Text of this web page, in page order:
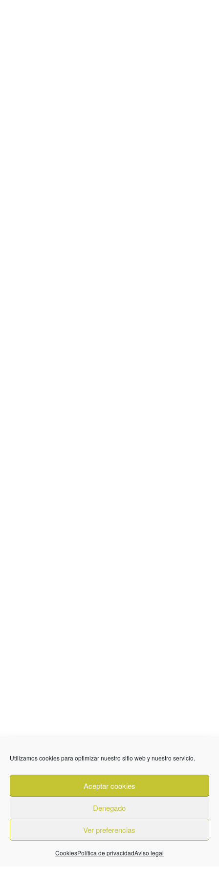
Utilizamos cookies para optimizar nuestro sitio web y nuestro servicio.
Aceptar cookies
Denegado
Ver preferencias
CookiesPolítica de privacidadAviso legal
636 01 61 85
Fuente Palmera
info @ fuentepalmerainformacion.es
Privacidad Aviso legal
Cookies
Quiénes Somos
Contacto